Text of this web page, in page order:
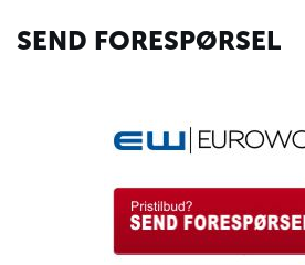
SEND FORESPØRSEL